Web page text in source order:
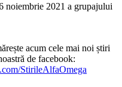
noiembrie 2021 a grupajului
acum cele mai noi știri
de facebook:
StirileAlfaOmega